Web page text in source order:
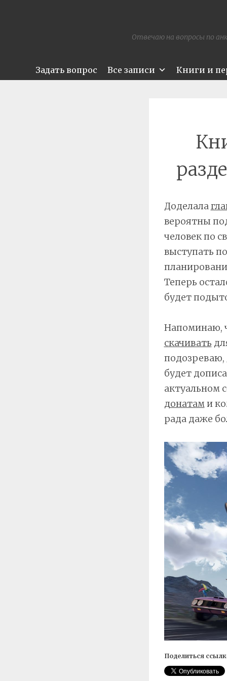
Отвечаю на вопросы по
Задать вопрос Все записи Книги и
Доделала
вероятны
человек по
выступать
Теперь
будет
Напоминаю,
скачивать
подозреваю,
будет
актуальном
донатами
рада даже
Поделиться